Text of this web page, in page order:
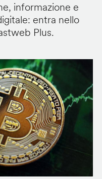
informazione e
entra nello
Plus.